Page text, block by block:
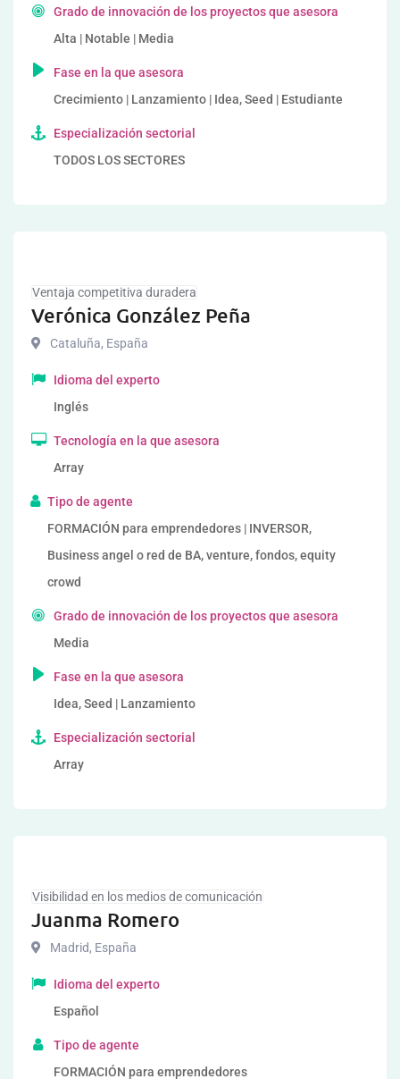
Grado de innovación de los proyectos que asesora
Alta | Notable | Media
Fase en la que asesora
Crecimiento | Lanzamiento | Idea, Seed | Estudiante
Especialización sectorial
TODOS LOS SECTORES
Ventaja competitiva duradera
Verónica González Peña
Cataluña, España
Idioma del experto
Inglés
Tecnología en la que asesora
Array
Tipo de agente
FORMACIÓN para emprendedores | INVERSOR,
Business angel o red de BA, venture, fondos, equity
crowd
Grado de innovación de los proyectos que asesora
Media
Fase en la que asesora
Idea, Seed | Lanzamiento
Especialización sectorial
Array
Visibilidad en los medios de comunicación
Juanma Romero
Madrid, España
Idioma del experto
Español
Tipo de agente
FORMACIÓN para emprendedores